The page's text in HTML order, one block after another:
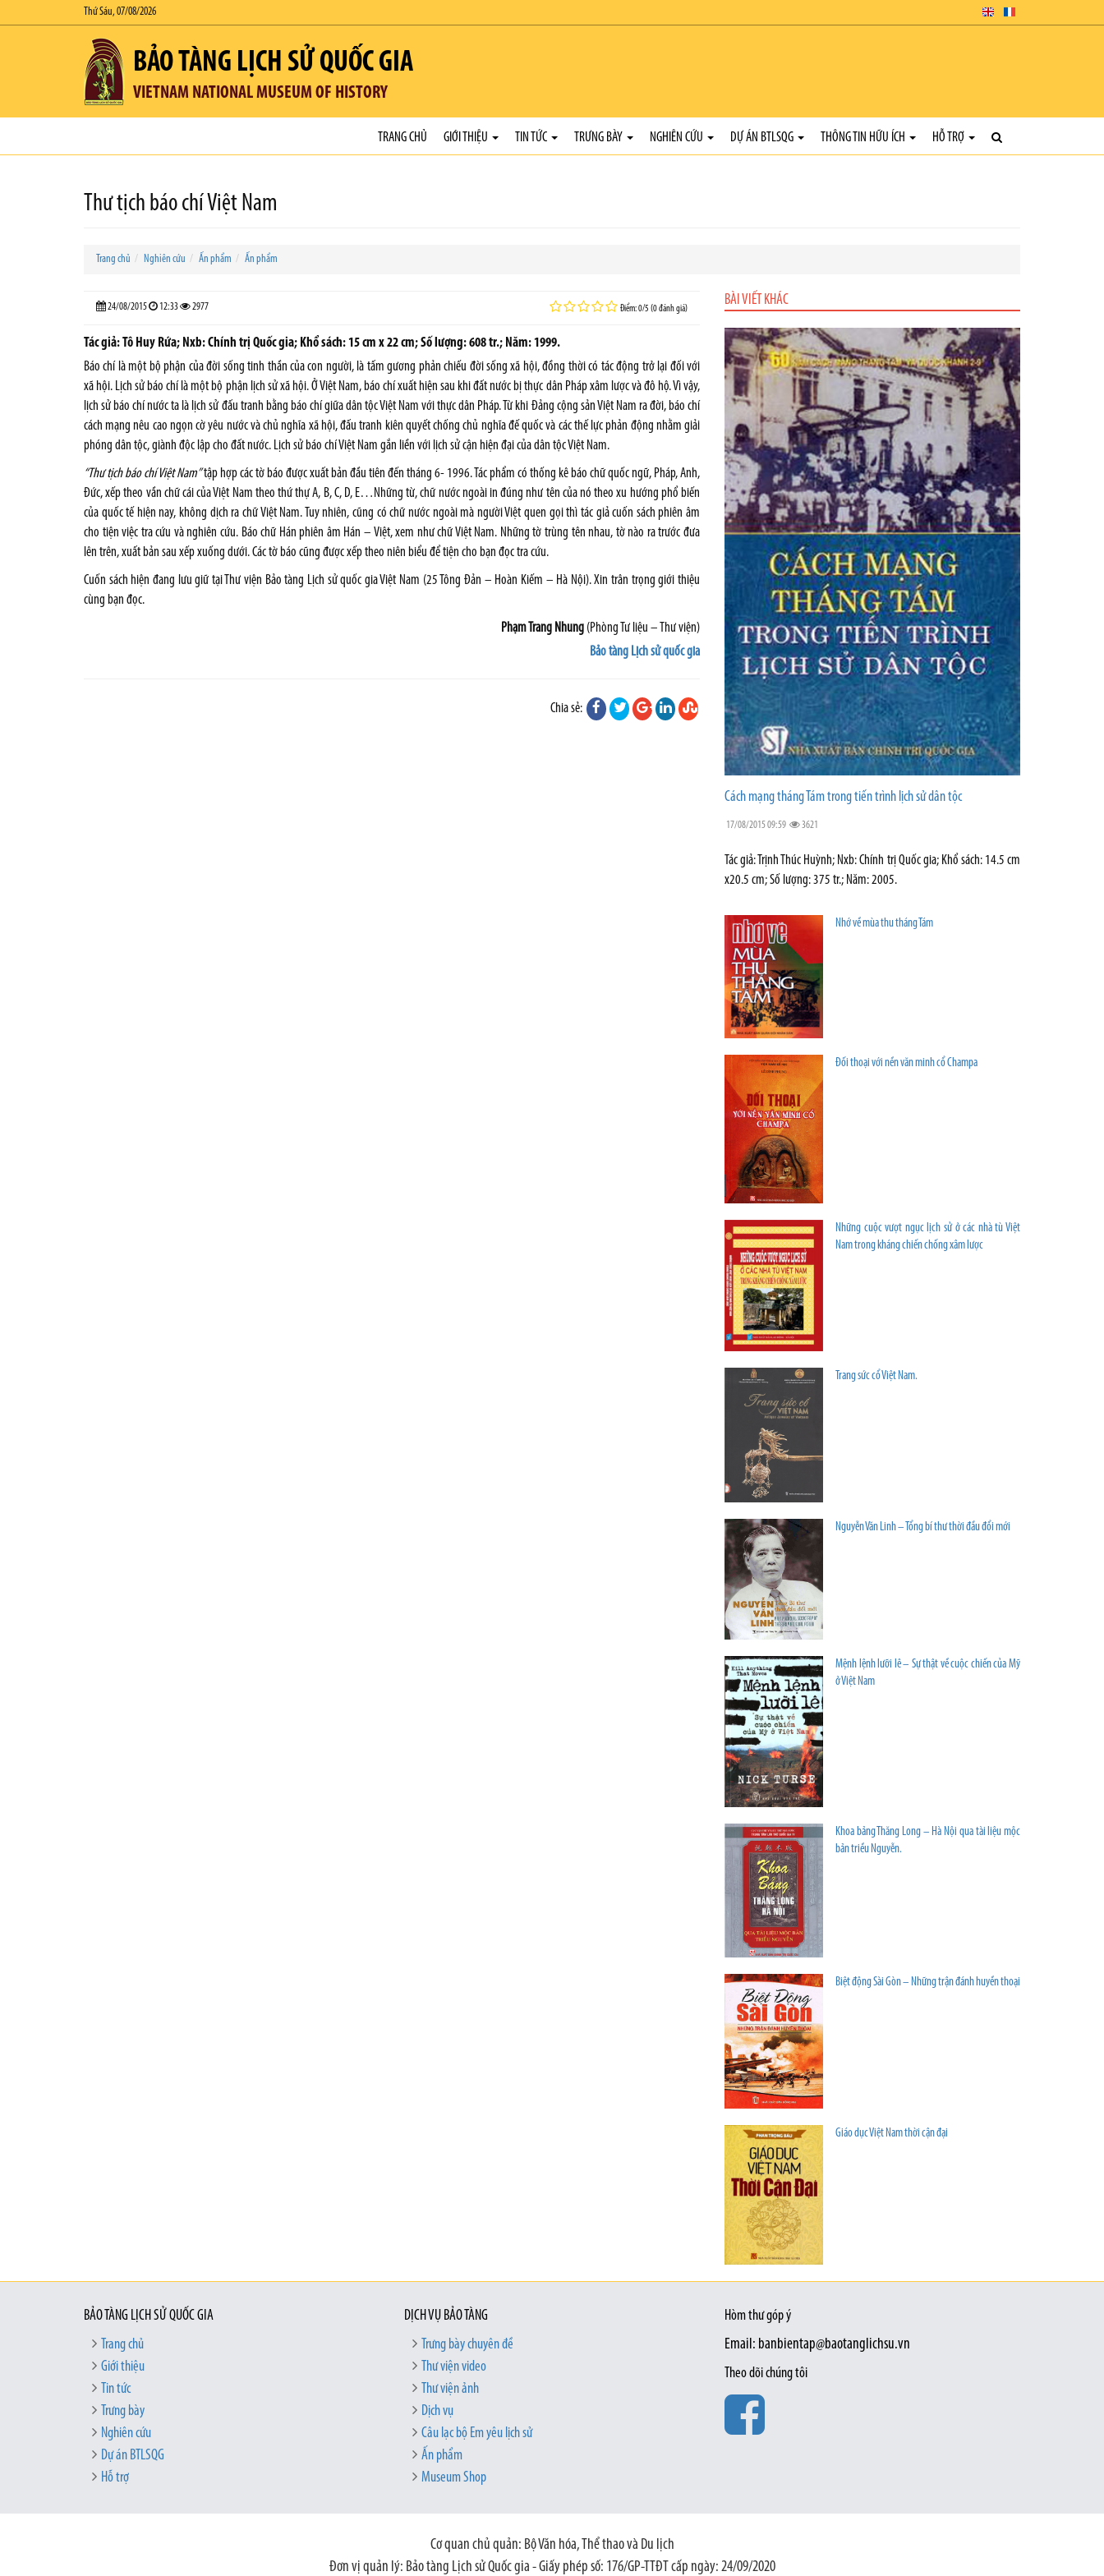
Thứ Sáu, 07/08/2026
BẢO TÀNG LỊCH SỬ QUỐC GIA
VIETNAM NATIONAL MUSEUM OF HISTORY
TRANG CHỦ GIỚI THIỆU TIN TỨC TRƯNG BÀY NGHIÊN CỨU DỰ ÁN BTLSQG THÔNG TIN HỮU ÍCH HỖ TRỢ
Thư tịch báo chí Việt Nam
Trang chủ Nghiên cứu Ấn phẩm Ấn phẩm
24/08/2015 12:33 2977 Điểm: 0/5 (0 đánh giá)
Tác giả: Tô Huy Rứa; Nxb: Chính trị Quốc gia; Khổ sách: 15 cm x 22 cm; Số lượng: 608 tr.; Năm: 1999.
Báo chí là một bộ phận của đời sống tinh thần của con người, là tấm gương phản chiếu đời sống xã hội, đồng thời có tác động trở lại đối với
xã hội. Lịch sử báo chí là một bộ phận lịch sử xã hội. Ở Việt Nam, báo chí xuất hiện sau khi đất nước bị thực dân Pháp xâm lược và đô hộ. Vì vậy,
lịch sử báo chí nước ta là lịch sử đấu tranh bằng báo chí giữa dân tộc Việt Nam với thực dân Pháp. Từ khi Đảng cộng sản Việt Nam ra đời, báo chí
cách mạng nêu cao ngọn cờ yêu nước và chủ nghĩa xã hội, đấu tranh kiên quyết chống chủ nghĩa đế quốc và các thế lực phản động nhằm giải
phóng dân tộc, giành độc lập cho đất nước. Lịch sử báo chí Việt Nam gắn liền với lịch sử cận hiện đại của dân tộc Việt Nam.
“Thư tịch báo chí Việt Nam”tập hợp các tờ báo được xuất bản đầu tiên đến tháng 6- 1996. Tác phẩm có thống kê báo chữ quốc ngữ, Pháp, Anh,
Đức, xếp theo vần chữ cái của Việt Nam theo thứ thự A, B, C, D, E…Những từ, chữ nước ngoài in đúng như tên của nó theo xu hướng phổ biến
của quốc tế hiện nay, không dịch ra chữ Việt Nam. Tuy nhiên, cũng có chữ nước ngoài mà người Việt quen gọi thì tác giả cuốn sách phiên âm
cho tiện việc tra cứu và nghiên cứu. Báo chữ Hán phiên âm Hán – Việt, xem như chữ Việt Nam. Những tờ trùng tên nhau, tờ nào ra trước đưa
lên trên, xuất bản sau xếp xuống dưới. Các tờ báo cũng được xếp theo niên biểu để tiện cho bạn đọc tra cứu.
Cuốn sách hiện đang lưu giữ tại Thư viện Bảo tàng Lịch sử quốc gia Việt Nam (25 Tông Đản – Hoàn Kiếm – Hà Nội). Xin trân trọng giới thiệu
cùng bạn đọc.
Phạm Trang Nhung (Phòng Tư liệu – Thư viện)
Bảo tàng Lịch sử quốc gia
Chia sẻ:
BÀI VIẾT KHÁC
Cách mạng tháng Tám trong tiến trình lịch sử dân tộc
17/08/2015 09:59 3621
Tác giả: Trịnh Thúc Huỳnh; Nxb: Chính trị Quốc gia; Khổ sách: 14.5 cm
x20.5 cm; Số lượng: 375 tr.; Năm: 2005.
Nhớ về mùa thu tháng Tám
Đối thoại với nền văn minh cổ Champa
Những cuộc vượt ngục lịch sử ở các nhà tù Việt
Nam trong kháng chiến chống xâm lược
Trang sức cổ Việt Nam.
Nguyễn Văn Linh – Tổng bí thư thời đầu đổi mới
Mệnh lệnh lưỡi lê – Sự thật về cuộc chiến của Mỹ
ở Việt Nam
Khoa bảng Thăng Long – Hà Nội qua tài liệu mộc
bản triều Nguyễn.
Biệt động Sài Gòn – Những trận đánh huyền thoại
Giáo dục Việt Nam thời cận đại
BẢO TÀNG LỊCH SỬ QUỐC GIA
Trang chủ
Giới thiệu
Tin tức
Trưng bày
Nghiên cứu
Dự án BTLSQG
Hỗ trợ
DỊCH VỤ BẢO TÀNG
Trưng bày chuyên đề
Thư viện video
Thư viện ảnh
Dịch vụ
Câu lạc bộ Em yêu lịch sử
Ấn phẩm
Museum Shop
Hòm thư góp ý
Email: banbientap@baotanglichsu.vn
Theo dõi chúng tôi
Cơ quan chủ quản: Bộ Văn hóa, Thể thao và Du lịch
Đơn vị quản lý: Bảo tàng Lịch sử Quốc gia - Giấy phép số: 176/GP-TTĐT cấp ngày: 24/09/2020